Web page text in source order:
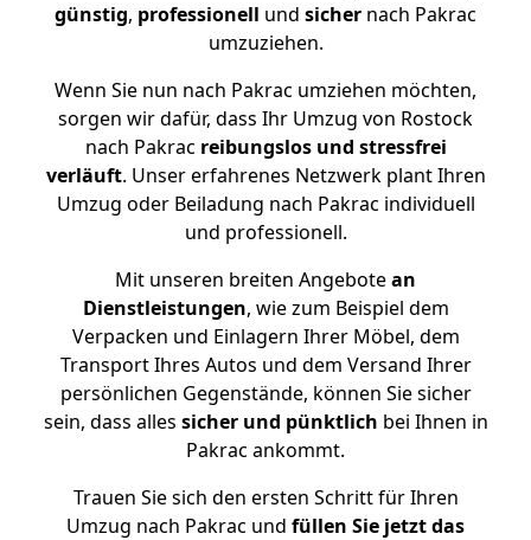
günstig, professionell und sicher nach Pakrac
umzuziehen.
Wenn Sie nun nach Pakrac umziehen möchten,
sorgen wir dafür, dass Ihr Umzug von Rostock
nach Pakrac reibungslos und stressfrei
verläuft. Unser erfahrenes Netzwerk plant Ihren
Umzug oder Beiladung nach Pakrac individuell
und professionell.
Mit unseren breiten Angebotean
Dienstleistungen, wie zum Beispiel dem
Verpacken und Einlagern Ihrer Möbel, dem
Transport Ihres Autos und dem Versand Ihrer
persönlichen Gegenstände, können Sie sicher
sein, dass alles sicher und pünktlich bei Ihnen in
Pakrac ankommt.
Trauen Sie sich den ersten Schritt für Ihren
Umzug nach Pakrac und füllen Sie jetzt das